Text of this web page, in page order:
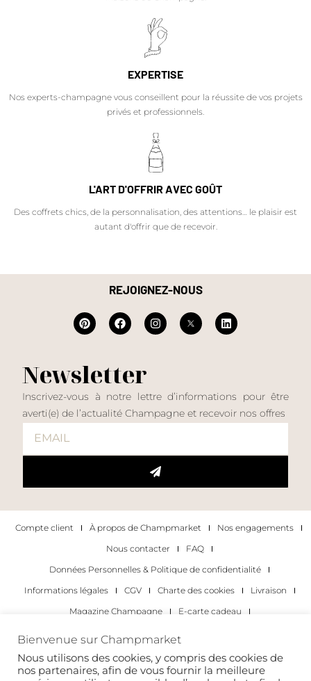
EXPERTISE
Nos experts-champagne vous conseillent pour la réussite de vos projets
privés et professionnels.
L'ART D'OFFRIR AVEC GOÛT
Des coffrets chics, de la personnalisation, des attentions… le plaisir est
autant d'offrir que de recevoir.
REJOIGNEZ-NOUS
Newsletter
Inscrivez-vous à notre lettre d’informations pour être
averti(e) de l’actualité Champagne et recevoir nos offres
Compte client À propos de Champmarket
Nos engagements
Nous contacter
FAQ
Données Personnelles & Politique de confidentialité
Informations légales
CGV Charte des cookies
Livraison
Magazine Champagne
E-carte cadeau
Les occasions pour déguster du champagne
Pour les particuliers
Pour les entreprises
Bienvenue sur Champmarket
Nous utilisons des cookies, y compris des cookies de
nos partenaires, afin de vous fournir la meilleure